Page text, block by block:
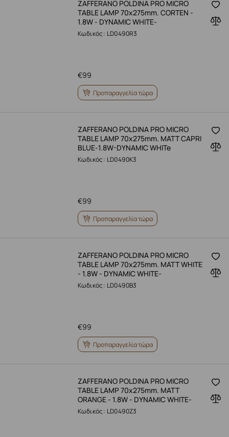
ZAFFERANO POLDINA PRO MICRO
TABLE LAMP 70x275mm. CORTEN -
1.8W - DYNAMIC WHITE-
Κωδικός: LD0490R3
99
€
Προπαραγγελία τώρα
ZAFFERANO POLDINA PRO MICRO
TABLE LAMP 70x275mm. MATT CAPRI
BLUE-1.8W-DYNAMIC WHITe
Κωδικός: LD0490K3
99
€
Προπαραγγελία τώρα
ZAFFERANO POLDINA PRO MICRO
TABLE LAMP 70x275mm. MATT WHITE
- 1.8W - DYNAMIC WHITE-
Κωδικός: LD0490B3
99
€
Προπαραγγελία τώρα
ZAFFERANO POLDINA PRO MICRO
TABLE LAMP 70x275mm. MATT
ORANGE - 1.8W - DYNAMIC WHITE-
Κωδικός: LD0490Z3